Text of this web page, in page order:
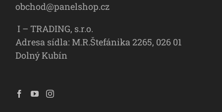
obchod@panelshop.cz
I – TRADING, s.r.o.
Adresa sídla: M.R.Štefánika 2265, 026 01
Dolný Kubín